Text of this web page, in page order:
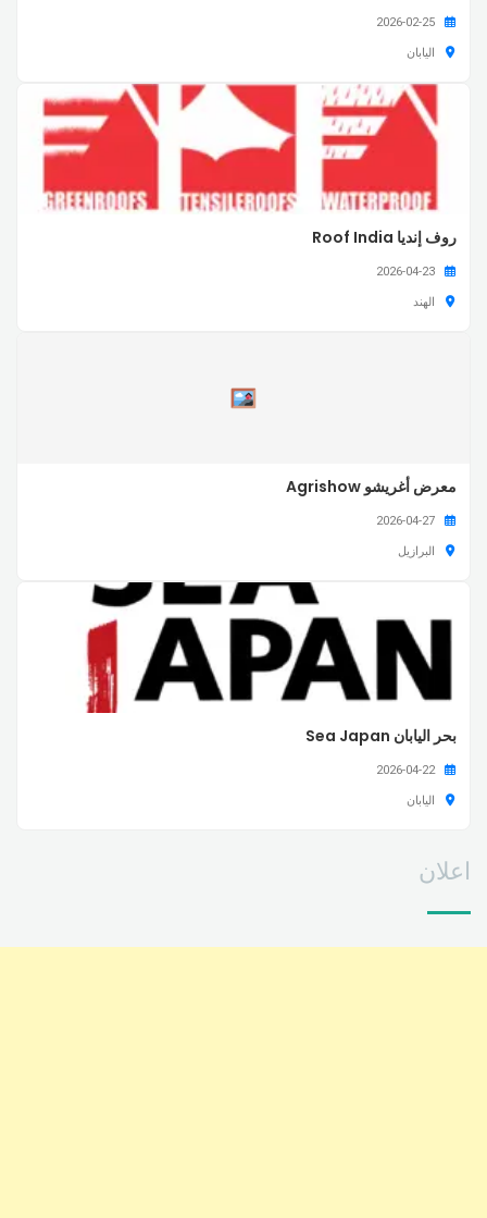
اليابان
روف إنديا Roof India
الهند
معرض أغريشو Agrishow
البرازيل
بحر اليابان Sea Japan
2026-04-22
اليابان
اعلان